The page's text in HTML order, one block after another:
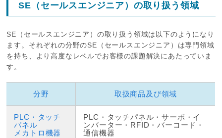
SE（セールスエンジニア）の取り扱う領域
SE（セールスエンジニア）の取り扱う領域は以下のようになり
ます。それぞれの分野のSE（セールスエンジニア）は専門領域
を持ち、より高度なレベルでお客様の課題解決にあたっていま
す。
分野 取扱商品及び領域
PLC・タッチ
パネル
メカトロ機器
PLC・タッチパネル・サーボ・イ
ンバーター・RFID・バーコード・
通信機器